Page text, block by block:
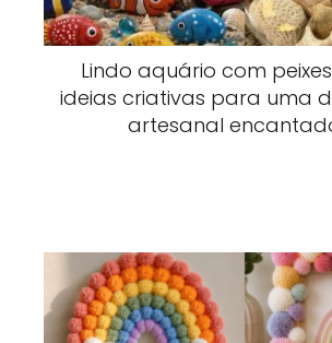
Lindo aquário com
ideias criativas para uma
artesanal